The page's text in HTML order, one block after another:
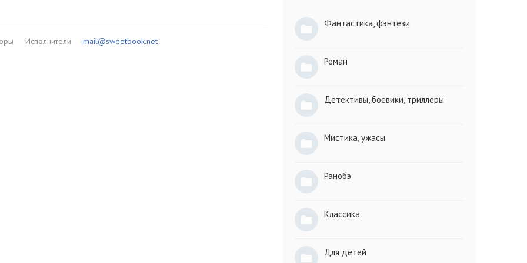
Исполнители mail@sweetbook.net
Фантастика, фэнтези
Роман
Детективы, боевики, триллеры
Мистика, ужасы
Ранобэ
Классика
Для детей